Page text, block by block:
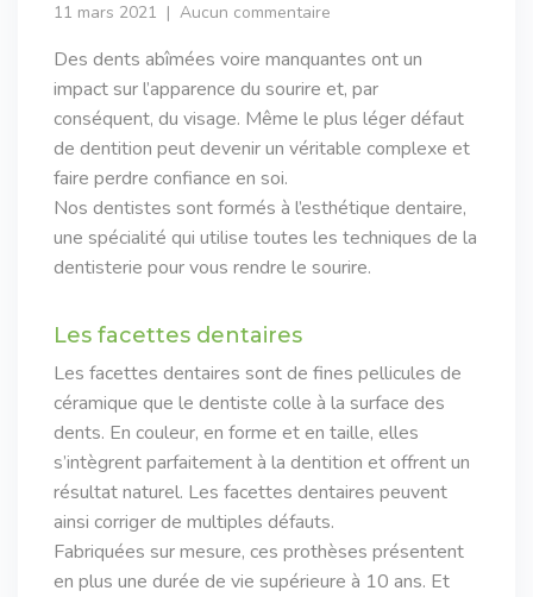
11 mars 2021 Aucun commentaire
Des dents abîmées voire manquantes ont un
impact sur l’apparence du sourire et, par
conséquent, du visage. Même le plus léger défaut
de dentition peut devenir un véritable complexe et
faire perdre confiance en soi.
Nos dentistes sont formés à l’esthétique dentaire,
une spécialité qui utilise toutes les techniques de la
dentisterie pour vous rendre le sourire.
Les facettes dentaires
Les facettes dentaires sont de fines pellicules de
céramique que le dentiste colle à la surface des
dents. En couleur, en forme et en taille, elles
s’intègrent parfaitement à la dentition et offrent un
résultat naturel. Les facettes dentaires peuvent
ainsi corriger de multiples défauts.
Fabriquées sur mesure, ces prothèses présentent
en plus une durée de vie supérieure à 10 ans. Et